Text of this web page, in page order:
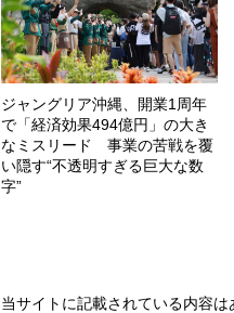
ジャングリア沖縄、開業1周年
で「経済効果494億円」の大き
なミスリード 事業の苦戦を覆
い隠す“不透明すぎる巨大な数
字”
当サイトに記載されている内容